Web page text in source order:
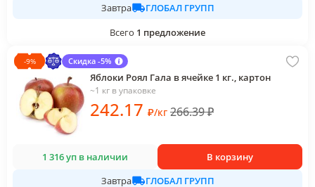
Завтра
ГЛОБАЛ ГРУПП
Всего 1 предложение
-9% Скидка -5%
Яблоки Роял Гала в ячейке 1 кг., картон
~1 кг в упаковке
242.17 ₽/кг 266.39₽
1 316 уп в наличии
В корзину
Завтра
ГЛОБАЛ ГРУПП